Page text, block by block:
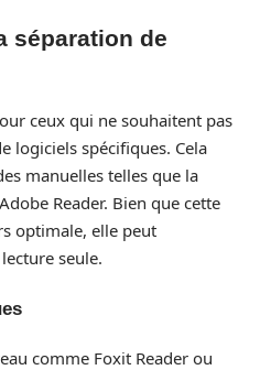
séparation de
ceux qui ne souhaitent pas
logiciels spécifiques. Cela
manuelles telles que la
Reader. Bien que cette
optimale, elle peut
seule.
comme Foxit Reader ou